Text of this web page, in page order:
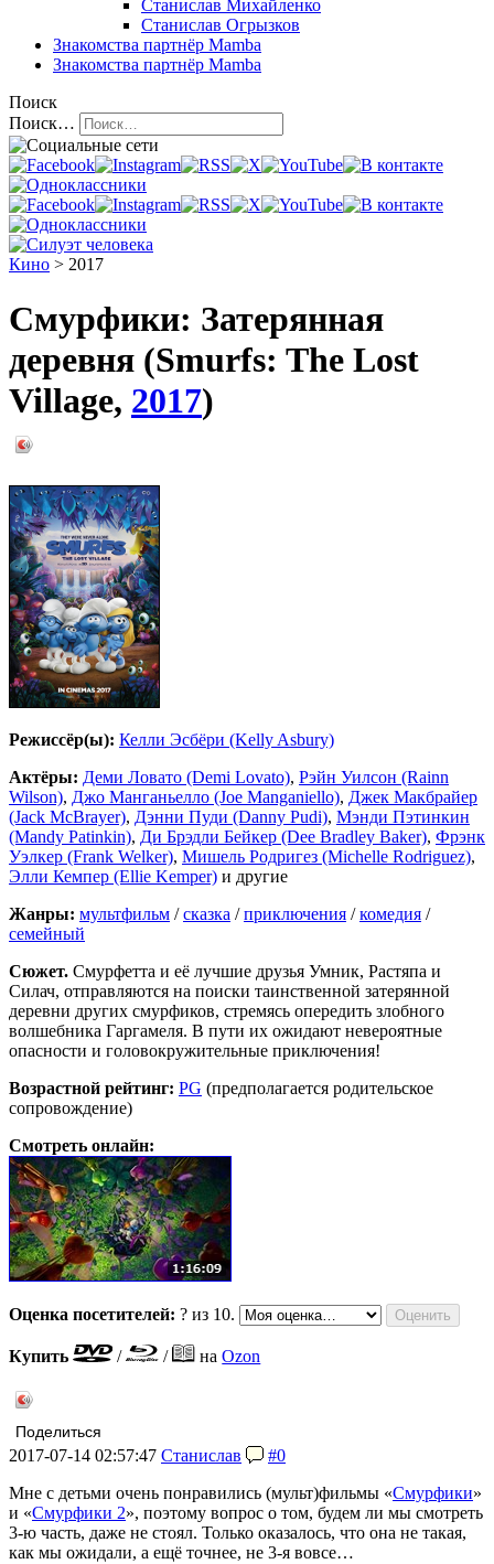
Станислав Михайленко
Станислав Огрызков
Знакомства партнёр Mamba
Знакомства партнёр Mamba
Поиск
Поиск…
Кино > 2017
Смурфики: Затерянная
деревня (Smurfs: The Lost
Village, 2017)
Режиссёр(ы): Келли Эсбёри (Kelly Asbury)
Актёры: Деми Ловато (Demi Lovato), Рэйн Уилсон (Rainn
Wilson), Джо Манганьелло (Joe Manganiello), Джек Макбрайер
(Jack McBrayer), Дэнни Пуди (Danny Pudi), Мэнди Пэтинкин
(Mandy Patinkin), Ди Брэдли Бейкер (Dee Bradley Baker), Фрэнк
Уэлкер (Frank Welker), Мишель Родригез (Michelle Rodriguez),
Элли Кемпер (Ellie Kemper) и другие
Жанры: мультфильм /сказка /приключения /комедия /
семейный
Сюжет. Смурфетта и её лучшие друзья Умник, Растяпа и
Силач, отправляются на поиски таинственной затерянной
деревни других смурфиков, стремясь опередить злобного
волшебника Гаргамеля. В пути их ожидают невероятные
опасности и головокружительные приключения!
Возрастной рейтинг: PG (предполагается родительское
сопровождение)
Смотреть онлайн:
Оценка посетителей: ? из 10.
Купить / / наOzon
Поделиться
2017-07-14 02:57:47 Станислав
#0
Мне с детьми очень понравились (мульт)фильмы «Смурфики»
и «Смурфики 2», поэтому вопрос о том, будем ли мы смотреть
3-ю часть, даже не стоял. Только оказалось, что она не такая,
как мы ожидали, а ещё точнее, не 3-я вовсе…